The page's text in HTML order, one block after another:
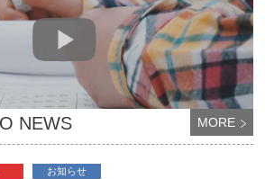
NEWS MORE
お知らせ